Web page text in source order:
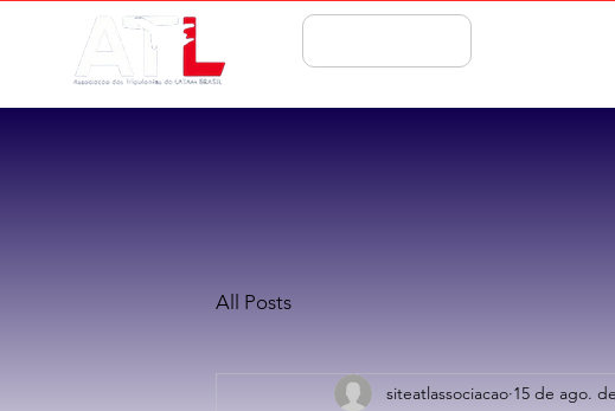
All Posts
siteatlassociacao 15 de ago.